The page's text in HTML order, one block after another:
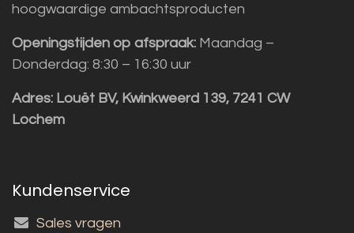
hoogwaardige ambachtsproducten
Openingstijden op afspraak: Maandag –
Donderdag: 8:30 – 16:30 uur
Adres: Louët BV, Kwinkweerd 139, 7241 CW
Lochem
Kundenservice
Sales vragen